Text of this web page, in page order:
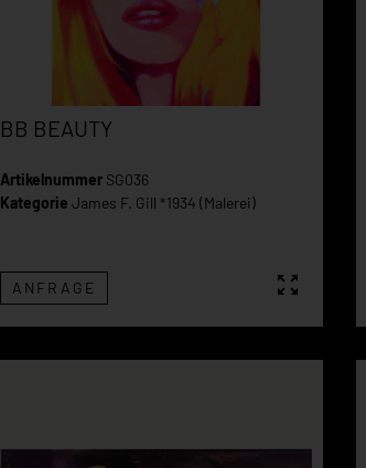
BB BEAUTY
Artikelnummer SG036
Kategorie James F. Gill *1934 (Malerei)
ANFRAGE